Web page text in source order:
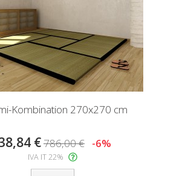
Kombination 270x270 cm
€786,00 € -6%
IVA IT 22%